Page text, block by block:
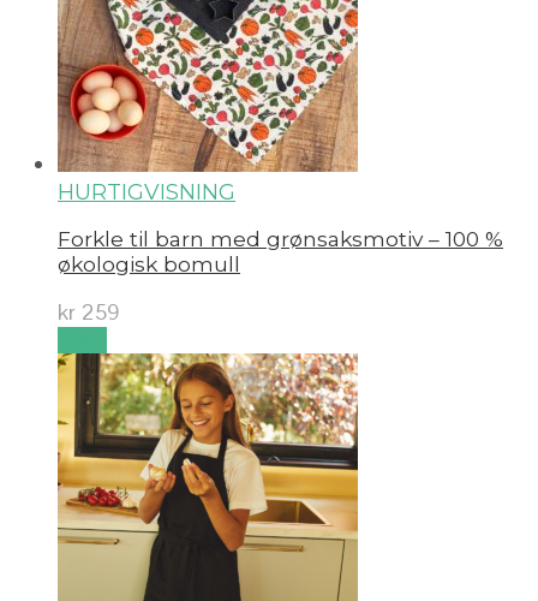
HURTIGVISNING
Forkle til barn med grønsaksmotiv – 100 %
økologisk bomull
kr 259